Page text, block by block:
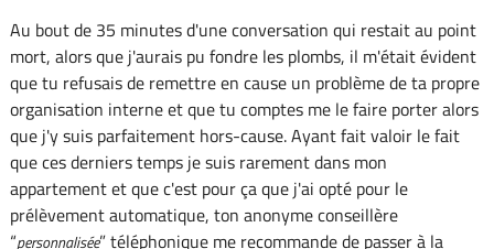
Au bout de 35 minutes d'une conversation qui restait au point
mort, alors que j'aurais pu fondre les plombs, il m'était évident
que tu refusais de remettre en cause un problème de ta propre
organisation interne et que tu comptes me le faire porter alors
que j'y suis parfaitement hors-cause. Ayant fait valoir le fait
que ces derniers temps je suis rarement dans mon
appartement et que c'est pour ça que j'ai opté pour le
prélèvement automatique, ton anonyme conseillère
“personnalisée” téléphonique me recommande de passer à la